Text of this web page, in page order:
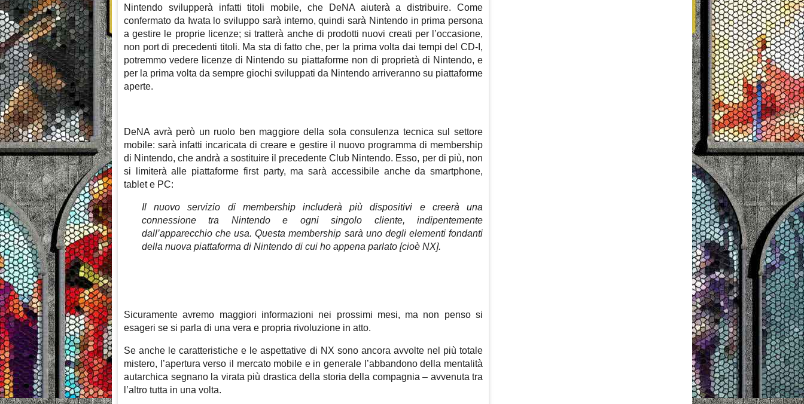
Nintendo svilupperà infatti titoli mobile, che DeNA aiuterà a distribuire. Come
confermato da Iwata lo sviluppo sarà interno, quindi sarà Nintendo in prima persona
a gestire le proprie licenze; si tratterà anche di prodotti nuovi creati per l’occasione,
non port di precedenti titoli. Ma sta di fatto che, per la prima volta dai tempi del CD-I,
potremmo vedere licenze di Nintendo su piattaforme non di proprietà di Nintendo, e
per la prima volta da sempre giochi sviluppati da Nintendo arriveranno su piattaforme
aperte.
DeNA avrà però un ruolo ben maggiore della sola consulenza tecnica sul settore
mobile: sarà infatti incaricata di creare e gestire il nuovo programma di membership
di Nintendo, che andrà a sostituire il precedente Club Nintendo. Esso, per di più, non
si limiterà alle piattaforme first party, ma sarà accessibile anche da smartphone,
tablet e PC:
Il nuovo servizio di membership includerà più dispositivi e creerà una
connessione tra Nintendo e ogni singolo cliente, indipentemente
dall’apparecchio che usa. Questa membership sarà uno degli elementi fondanti
della nuova piattaforma di Nintendo di cui ho appena parlato [cioè NX].
Sicuramente avremo maggiori informazioni nei prossimi mesi, ma non penso si
esageri se si parla di una vera e propria rivoluzione in atto.
Se anche le caratteristiche e le aspettative di NX sono ancora avvolte nel più totale
mistero, l’apertura verso il mercato mobile e in generale l’abbandono della mentalità
autarchica segnano la virata più drastica della storia della compagnia – avvenuta tra
l’altro tutta in una volta.